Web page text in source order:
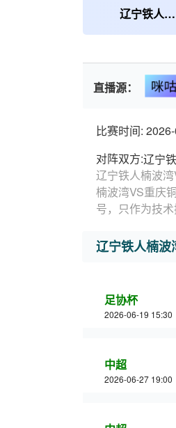
辽宁铁人楠波湾
直播源： 咪
比赛时间:
对阵双方:辽宁
辽宁铁人楠波
楠波湾VS重庆
号，只作为技术
辽宁铁人楠波
足协杯
2026-06-19 15:30
中超
2026-06-27 19:00